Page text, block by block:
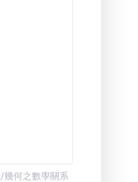
何之數學關系